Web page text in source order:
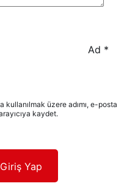
Ad *
kullanılmak üzere adımı, e-posta
kaydet.
Giriş Yap